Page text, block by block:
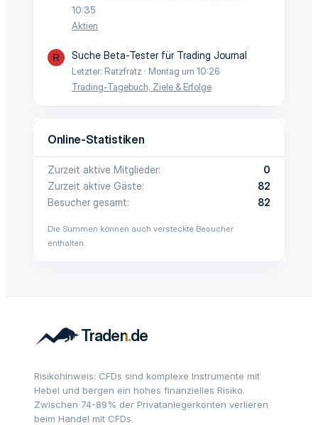
10:35
Aktien
R Suche Beta-Tester für Trading Journal
Letzter: Ratzfratz
Montag um 10:26
Trading-Tagebuch, Ziele & Erfolge
Online-Statistiken
Zurzeit aktive Mitglieder
0
Zurzeit aktive Gäste
82
Besucher gesamt
82
Die Summen können auch versteckte Besucher
enthalten.
Risikohinweis: CFDs sind komplexe Instrumente mit
Hebel und bergen ein hohes finanzielles Risiko.
Zwischen 74-89% der Privatanlegerkonten verlieren
beim Handel mit CFDs.